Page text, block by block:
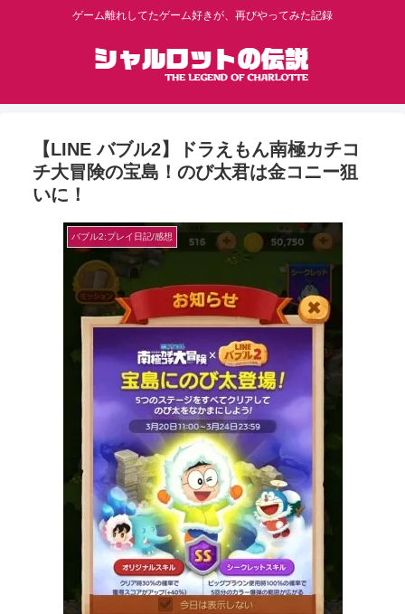
ゲーム離れしてたゲーム好きが、再びやってみた記録
【LINE バブル2】ドラえもん南極カチコ
チ大冒険の宝島！のび太君は金コニー狙
いに！
バブル2:プレイ日記/感想